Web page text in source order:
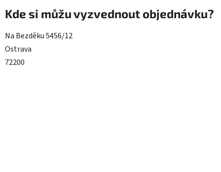
Kde si můžu vyzvednout objednávku?
Na Bezděku 5456/12
Ostrava
72200